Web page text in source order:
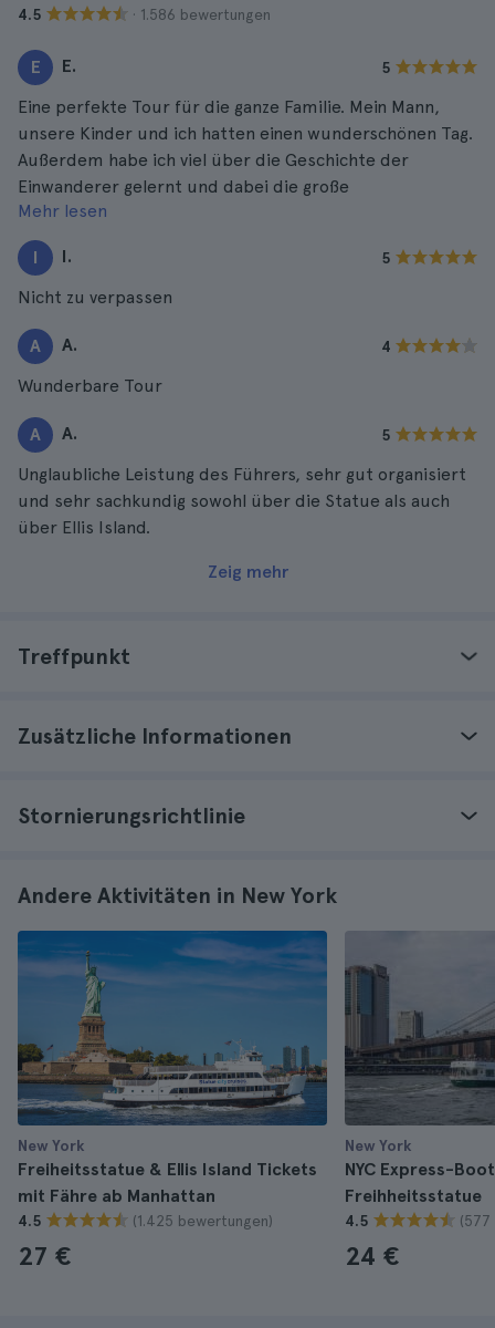
4.5 · 1.586 bewertungen
E E. 5
Eine perfekte Tour für die ganze Familie. Mein Mann,
unsere Kinder und ich hatten einen wunderschönen Tag.
Außerdem habe ich viel über die Geschichte der
Einwanderer gelernt und dabei die große
Freiheitsstatue bewundert. Ehe wir uns versahen, war
die Tour vorbei, so viel Spaß hat sie gemacht!
Mehr lesen
I I. 5
Nicht zu verpassen
A A. 4
Wunderbare Tour
A A. 5
Unglaubliche Leistung des Führers, sehr gut organisiert
und sehr sachkundig sowohl über die Statue als auch
über Ellis Island.
Zeig mehr
Treffpunkt
Zusätzliche Informationen
Stornierungsrichtlinie
Andere Aktivitäten in New York
New York
Freiheitsstatue & Ellis Island Tickets
mit Fähre ab Manhattan
4.5 (1.425 bewertungen)
27 €
New York
NYC Express-
Freihheitsstatue
4.5 (577
24 €